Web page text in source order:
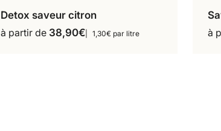
30 sticks
Ce
produit
Detox saveur citron
à partir de 38,90€ 1,30€ par litre
à